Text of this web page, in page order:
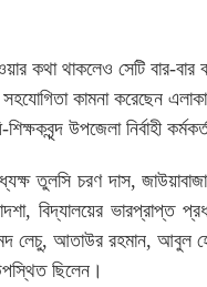
কথা থাকলেও সেটি বার-
সহযোগিতা কামনা করেছেন
উপজেলা নির্বাহী
তুলসি চরণ দাস,
বিদ্যালয়ের ভারপ্রাপ্ত
লেচু, আতাউর রহমান, আবুল
ছিলেন।